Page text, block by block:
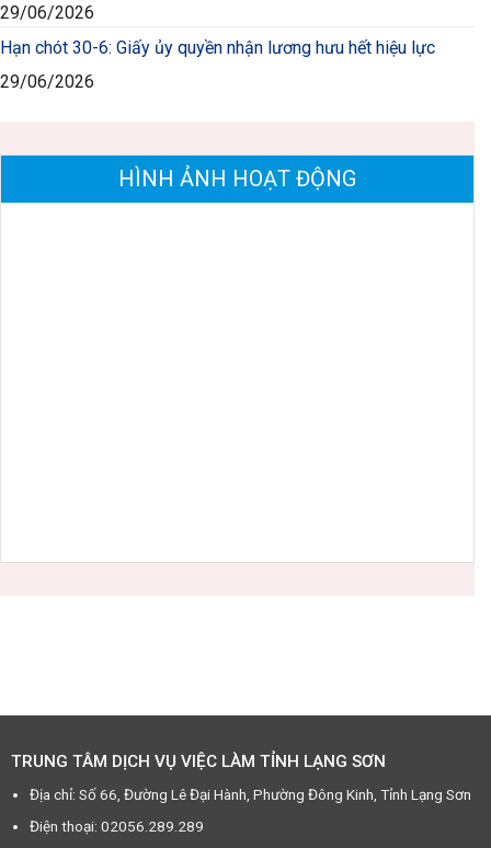
29/06/2026
Hạn chót 30-6: Giấy ủy quyền nhận lương hưu hết hiệu lực
29/06/2026
HÌNH ẢNH HOẠT ĐỘNG
TRUNG TÂM DỊCH VỤ VIỆC LÀM TỈNH LẠNG SƠN
Địa chỉ: Số 66, Đường Lê Đại Hành, Phường Đông Kinh, Tỉnh Lạng Sơn
Điện thoại: 02056.289.289